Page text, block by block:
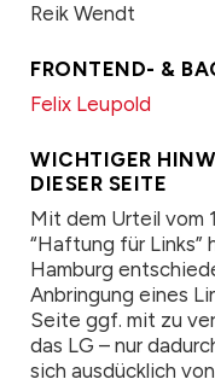
Reik Wendt
FRONTEND- &
Felix Leupold
WICHTIGER
DIESER SEITE
Mit dem Urteil vom
“Haftung für Links”
Hamburg
Anbringung eines
Seite ggf. mit zu
das LG – nur
sich ausdücklich